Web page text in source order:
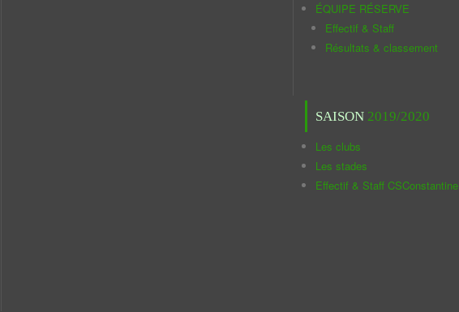
ÉQUIPE RÉSERVE
Effectif & Staff
Résultats & classement
SAISON 2019/2020
Les clubs
Les stades
Effectif & Staff CSConstantine